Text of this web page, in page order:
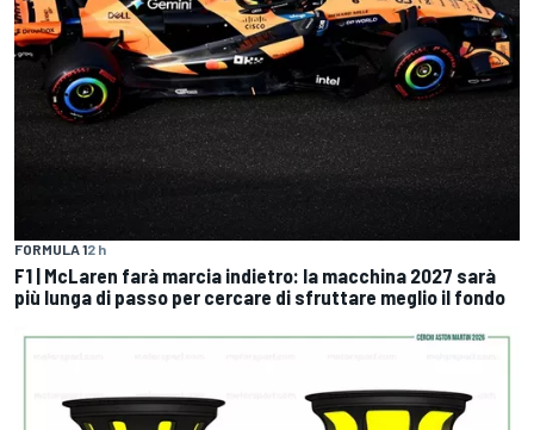
FORMULA 12 h
F1 | McLaren farà marcia indietro: la macchina 2027 sarà
più lunga di passo per cercare di sfruttare meglio il fondo